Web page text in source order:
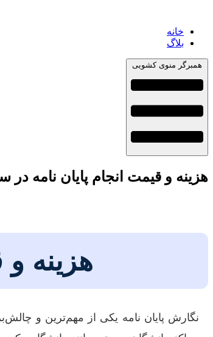
خانه
بلاگ
همبرگر منوی کشویی
هزینه و قیمت انجام پایان نامه در
هزینه
نگارش پایان نامه یکی از مهم‌ترین و